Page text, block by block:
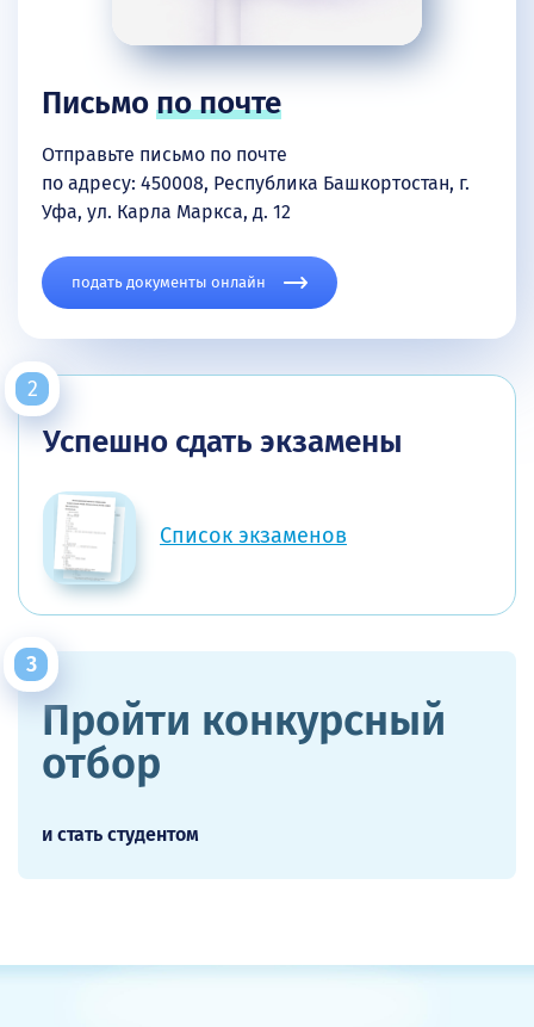
Письмопо почте
Отправьте письмо по почте
по адресу: 450008, Республика Башкортостан, г.
Уфа, ул. Карла Маркса, д. 12
подать документы онлайн
Успешно сдать экзамены
Список экзаменов
Пройти конкурсный
отбор
и стать студентом